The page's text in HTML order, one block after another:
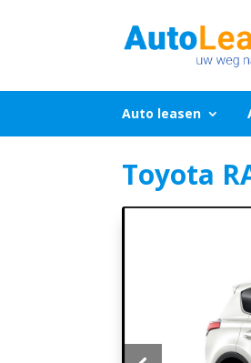
Auto leasen
Toyota